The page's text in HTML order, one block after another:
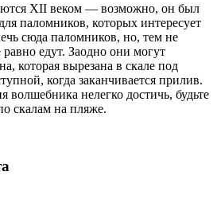
XII веком — возможно, он был
паломников, которых интересует
сюда паломников, но, тем не
едут. Заодно они могут
которая вырезана в скале под
когда заканчивается прилив.
нелегко достичь, будьте
скалам на пляже.